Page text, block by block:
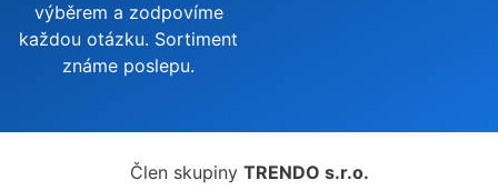
výběrem a zodpovíme
každou otázku. Sortiment
známe poslepu.
Člen skupiny TRENDO s.r.o.